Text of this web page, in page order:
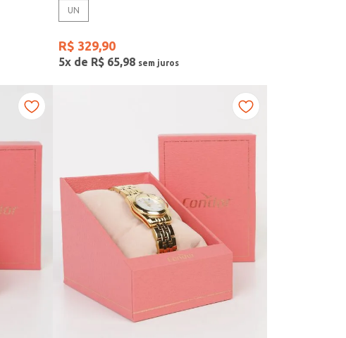
UN
R$ 329,90
5x de R$ 65,98